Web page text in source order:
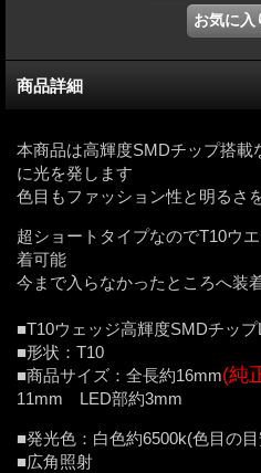
商品詳細
本商品は高輝度SMDチップ搭載
に光を発します
色目もファッション性と明るさ
超ショートタイプなのでT10ウ
着可能
今まで入らなかったところへ装
■T10ウェッジ高輝度SMDチッ
■形状：T10
■商品サイズ：全長約16mm(純
11mm LED部約3mm
■発光色：白色約6500k(色目の
■広角照射